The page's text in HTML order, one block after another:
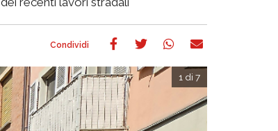
1 di 7